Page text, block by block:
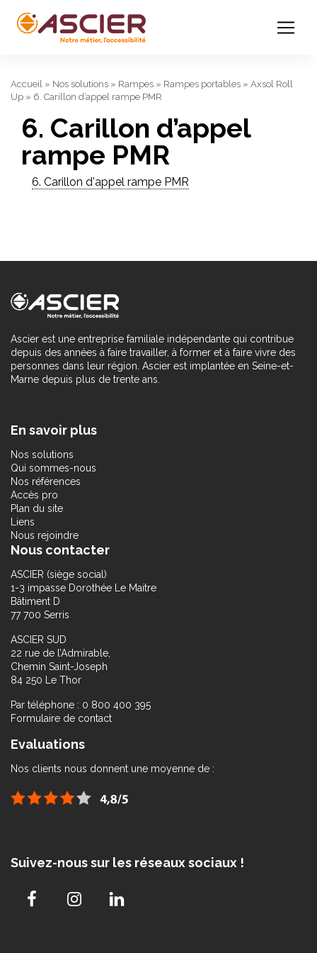
Accueil » Nos solutions » Rampes » Rampes portables » Axsol Roll
Up » 6. Carillon d’appel rampe PMR
6. Carillon d’appel
rampe PMR
6. Carillon d'appel rampe PMR
Ascier est une entreprise familiale indépendante qui contribue
depuis des années à faire travailler, à former et à faire vivre des
personnes dans leur région. Ascier est implantée en Seine-et-
Marne depuis plus de trente ans.
En savoir plus
Nos solutions
Qui sommes-nous
Nos références
Accès pro
Plan du site
Liens
Nous rejoindre
Nous contacter
ASCIER (siège social)
1-3 impasse Dorothée Le Maitre
Bâtiment D
77 700 Serris
ASCIER SUD
22 rue de l’Admirable,
Chemin Saint-Joseph
84 250 Le Thor
Par téléphone : 0 800 400 395
Formulaire de contact
Evaluations
Nos clients nous donnent une moyenne de :
Suivez-nous sur les réseaux sociaux !